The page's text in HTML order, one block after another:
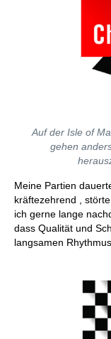
Auf der Isle of
gehen
Meine Partien
kräftezehrend ,
ich gerne lange
dass Qualität und
langsamen